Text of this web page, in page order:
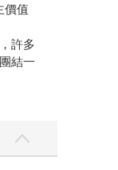
價值
許多
結一